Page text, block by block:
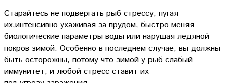
Старайтесь не подвергать рыб стрессу, пугая
их,интенсивно ухаживая за прудом, быстро меняя
биологические параметры воды или нарушая ледяной
покров зимой. Особенно в последнем случае, вы должны
быть осторожны, потому что зимой у рыб слабый
иммунитет, и любой стресс ставит их